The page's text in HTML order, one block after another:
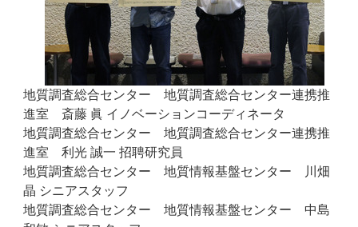
地質調査総合センター 地質調査総合センター連携推
進室 斎藤 眞 イノベーションコーディネータ
地質調査総合センター 地質調査総合センター連携推
進室 利光 誠一 招聘研究員
地質調査総合センター 地質情報基盤センター 川畑
晶 シニアスタッフ
地質調査総合センター 地質情報基盤センター 中島